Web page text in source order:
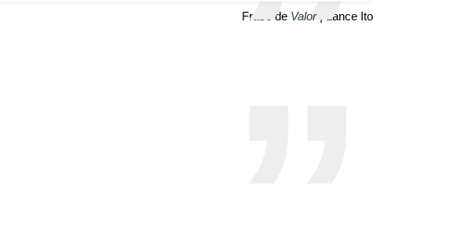
Frase de Valor| Lance Ito